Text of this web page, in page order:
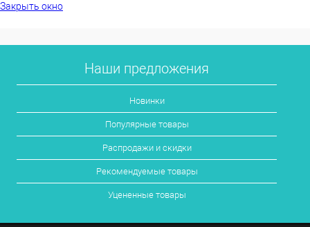
Закрыть окно
Наши предложения
Новинки
Популярные товары
Распродажи и скидки
Рекомендуемые товары
Уцененные товары